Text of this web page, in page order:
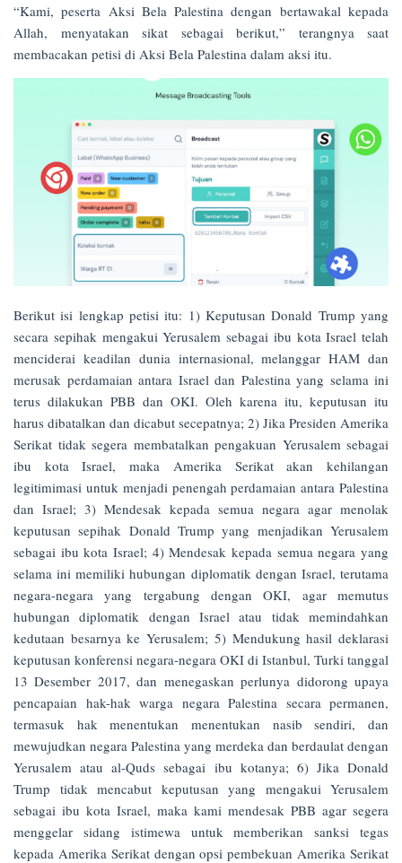
“Kami, peserta Aksi Bela Palestina dengan bertawakal kepada
Allah, menyatakan sikat sebagai berikut,” terangnya saat
membacakan petisi di Aksi Bela Palestina dalam aksi itu.
Berikut isi lengkap petisi itu: 1) Keputusan Donald Trump yang
secara sepihak mengakui Yerusalem sebagai ibu kota Israel telah
menciderai keadilan dunia internasional, melanggar HAM dan
merusak perdamaian antara Israel dan Palestina yang selama ini
terus dilakukan PBB dan OKI. Oleh karena itu, keputusan itu
harus dibatalkan dan dicabut secepatnya; 2) Jika Presiden Amerika
Serikat tidak segera membatalkan pengakuan Yerusalem sebagai
ibu kota Israel, maka Amerika Serikat akan kehilangan
legitimimasi untuk menjadi penengah perdamaian antara Palestina
dan Israel; 3) Mendesak kepada semua negara agar menolak
keputusan sepihak Donald Trump yang menjadikan Yerusalem
sebagai ibu kota Israel; 4) Mendesak kepada semua negara yang
selama ini memiliki hubungan diplomatik dengan Israel, terutama
negara-negara yang tergabung dengan OKI, agar memutus
hubungan diplomatik dengan Israel atau tidak memindahkan
kedutaan besarnya ke Yerusalem; 5) Mendukung hasil deklarasi
keputusan konferensi negara-negara OKI di Istanbul, Turki tanggal
13 Desember 2017, dan menegaskan perlunya didorong upaya
pencapaian hak-hak warga negara Palestina secara permanen,
termasuk hak menentukan menentukan nasib sendiri, dan
mewujudkan negara Palestina yang merdeka dan berdaulat dengan
Yerusalem atau al-Quds sebagai ibu kotanya; 6) Jika Donald
Trump tidak mencabut keputusan yang mengakui Yerusalem
sebagai ibu kota Israel, maka kami mendesak PBB agar segera
menggelar sidang istimewa untuk memberikan sanksi tegas
kepada Amerika Serikat dengan opsi pembekuan Amerika Serikat